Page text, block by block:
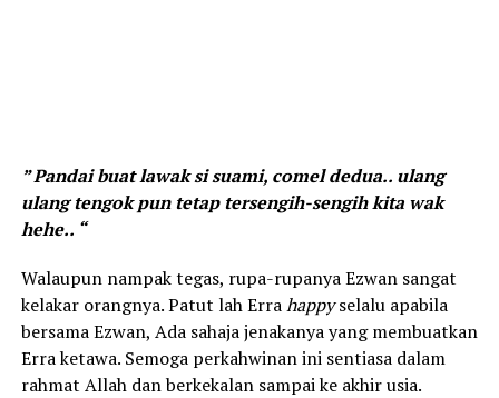
” Pandai buat lawak si suami, comel dedua.. ulang
ulang tengok pun tetap tersengih-sengih kita wak
hehe.. “
Walaupun nampak tegas, rupa-rupanya Ezwan sangat
kelakar orangnya. Patut lah Errahappyselalu apabila
bersama Ezwan, Ada sahaja jenakanya yang membuatkan
Erra ketawa. Semoga perkahwinan ini sentiasa dalam
rahmat Allah dan berkekalan sampai ke akhir usia.